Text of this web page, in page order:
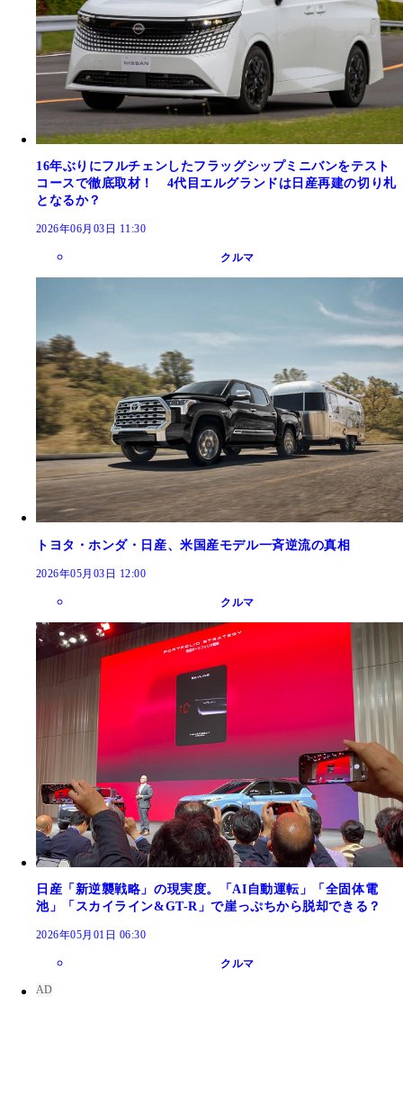
16年ぶりにフルチェンしたフラッグシップミニバンをテスト
コースで徹底取材！ 4代目エルグランドは日産再建の切り札
となるか？
2026年06月03日 11:30
クルマ
トヨタ・ホンダ・日産、米国産モデル一斉逆流の真相
2026年05月03日 12:00
クルマ
日産「新逆襲戦略」の現実度。「AI自動運転」「全固体電
池」「スカイライン&GT-R」で崖っぷちから脱却できる？
2026年05月01日 06:30
クルマ